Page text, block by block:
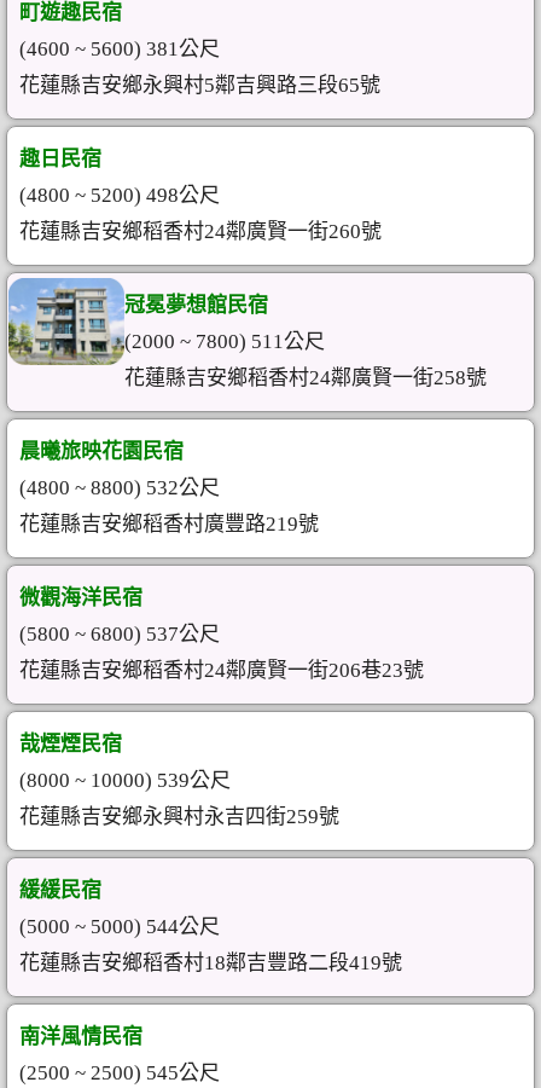
町遊趣民宿
(4600 ~ 5600) 381公尺
花蓮縣吉安鄉永興村5鄰吉興路三段65號
趣日民宿
(4800 ~ 5200) 498公尺
花蓮縣吉安鄉稻香村24鄰廣賢一街260號
冠冕夢想館民宿
(2000 ~ 7800) 511公尺
花蓮縣吉安鄉稻香村24鄰廣賢一街258號
晨曦旅映花園民宿
(4800 ~ 8800) 532公尺
花蓮縣吉安鄉稻香村廣豐路219號
微觀海洋民宿
(5800 ~ 6800) 537公尺
花蓮縣吉安鄉稻香村24鄰廣賢一街206巷23號
哉煙煙民宿
(8000 ~ 10000) 539公尺
花蓮縣吉安鄉永興村永吉四街259號
緩緩民宿
(5000 ~ 5000) 544公尺
花蓮縣吉安鄉稻香村18鄰吉豐路二段419號
南洋風情民宿
(2500 ~ 2500) 545公尺